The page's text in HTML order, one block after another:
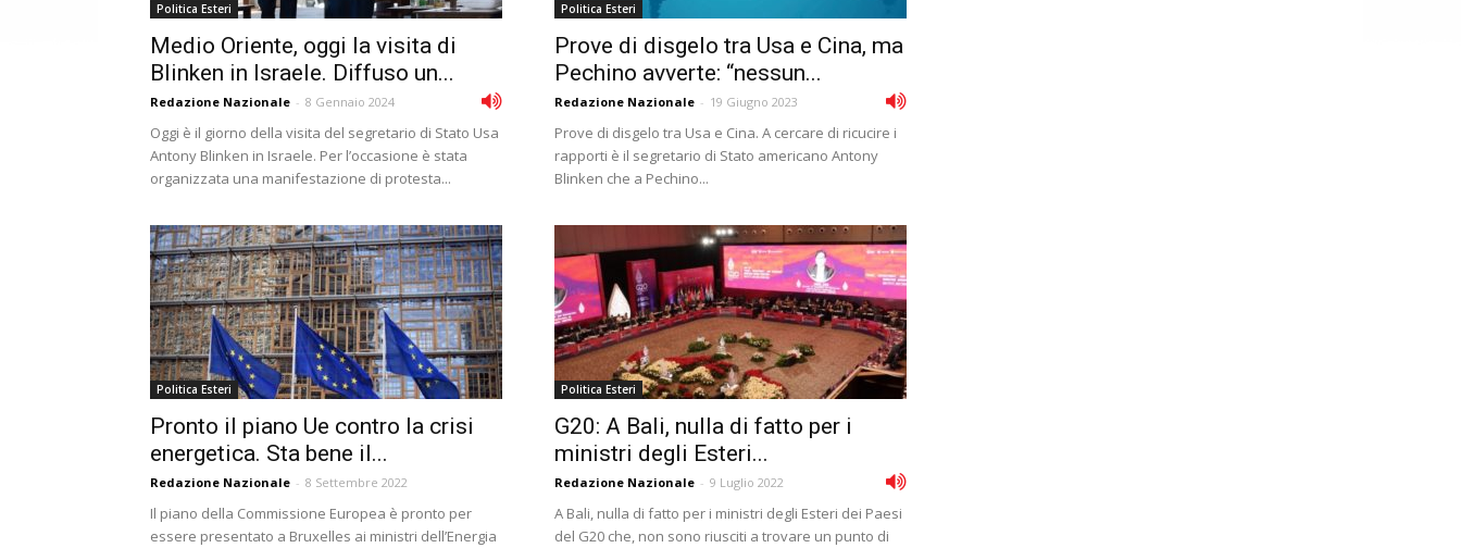
Politica Esteri
Medio Oriente, oggi la visita di
Blinken in Israele. Diffuso un...
Redazione Nazionale - 8 Gennaio 2024
Oggi è il giorno della visita del segretario di Stato Usa
Antony Blinken in Israele. Per l’occasione è stata
organizzata una manifestazione di protesta...
Politica Esteri
Prove di disgelo tra Usa e Cina, ma
Pechino avverte: “nessun...
Redazione Nazionale - 19 Giugno 2023
Prove di disgelo tra Usa e Cina. A cercare di ricucire i
rapporti è il segretario di Stato americano Antony
Blinken che a Pechino...
Politica Esteri
Pronto il piano Ue contro la crisi
energetica. Sta bene il...
Redazione Nazionale - 8 Settembre 2022
Il piano della Commissione Europea è pronto per
essere presentato a Bruxelles ai ministri dell’Energia
Politica Esteri
G20: A Bali, nulla di fatto per i
ministri degli Esteri...
Redazione Nazionale - 9 Luglio 2022
A Bali, nulla di fatto per i ministri degli Esteri dei Paesi
del G20 che, non sono riusciti a trovare un punto di